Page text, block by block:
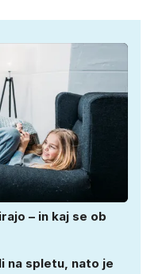
– in kaj se ob
na spletu, nato je